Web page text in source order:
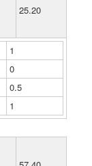
25.20
1
0
0.5
1